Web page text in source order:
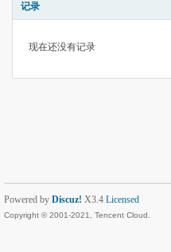
记录
现在还没有记录
Powered by Discuz! X3.4 Licensed
Copyright © 2001-2021, Tencent Cloud.